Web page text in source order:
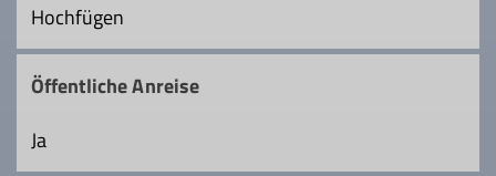
Hochfügen
Öffentliche Anreise
Ja